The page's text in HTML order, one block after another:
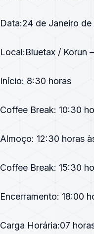
Data:24 de Janeiro
Local:Bluetax / Korun
Início: 8:30 horas
Coffee Break: 10:30
Almoço: 12:30 horas
Coffee Break: 15:30
Encerramento: 18:00
Carga Horária:07